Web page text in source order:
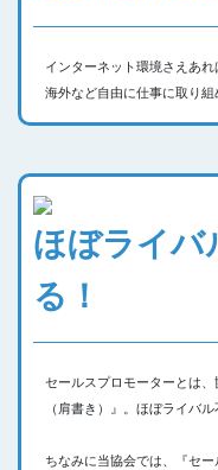
インターネット環境さえあ
海外など自由に仕事に取り組
ほぼライバ
る！
セールスプロモーターとは
（肩書き）』。ほぼライバ
ちなみに当協会では、『セー